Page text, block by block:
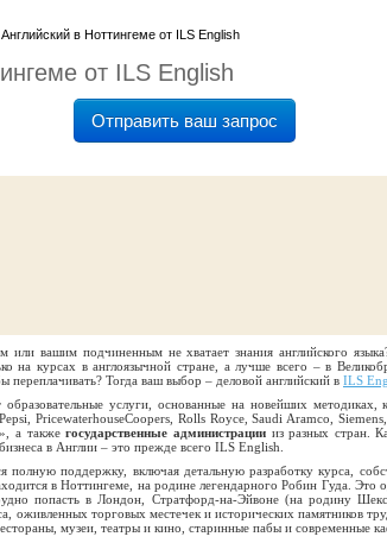
в Ноттингеме от ILS English
от ILS English
Отправить ваш запрос
или вашим подчиненным не хватаетзнания английского языка
на курсах в англоязычной стране, а лучше всего –в
переплачивать? Тогда ваш выбор – деловой английский в ILS
услуги, основанные на новейших методиках,
PricewaterhouseCoopers, Rolls Royce, Saudi Aramco,
а такжегосударственные администрациииз разных стран.
в Англии – это прежде всего ILS English.
полную поддержку, включая детальную разработку курса,
в Ноттингеме, на родине легендарного Робин Гуда. Это
попасть в Лондон, Стратфорд-на-Эйвоне (на родину
оживленных торговых местечек и исторических памятников
музеи, театры и кино, старинные пабы и современные